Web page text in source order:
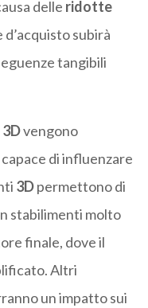
delle ridotte
d’acquisto subirà
tangibili
vengono
di influenzare
3Dpermettono di
stabilimenti molto
finale, dove il
Altri
un impatto sui